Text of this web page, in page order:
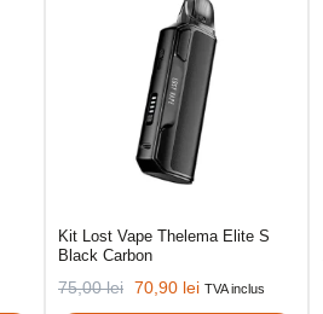
Kit Lost Vape Thelema Elite S
Black Carbon
75,00lei 70,90 lei TVA inclus